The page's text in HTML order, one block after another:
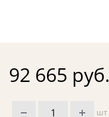
92 665 руб.
шт